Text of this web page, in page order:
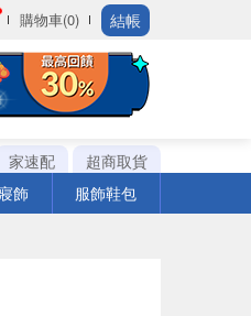
購物車(0) 結帳
家速配
超商取貨
飾 服飾鞋包